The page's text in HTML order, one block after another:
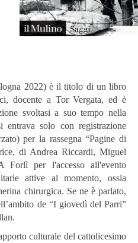
2022) è il titolo di un libro
docente a Tor Vergata, ed è
svoltasi a suo tempo nella
entrava solo con registrazione
per la rassegna “Pagine di
di Andrea Riccardi, Miguel
Forlì per l'accesso all'evento
attive al momento, ossia
chirurgica. Se ne è parlato,
de “I giovedì del Parri”
culturale del cattolicesimo